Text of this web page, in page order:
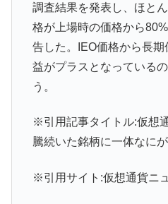
調査結果を発表し、ほと
格が上場時の価格から
告した。IEO価格から長
益がプラスとなっている
う。
※引用記事タイトル:仮想
騰続いた銘柄に一体なにが
※引用サイト:仮想通貨ニ